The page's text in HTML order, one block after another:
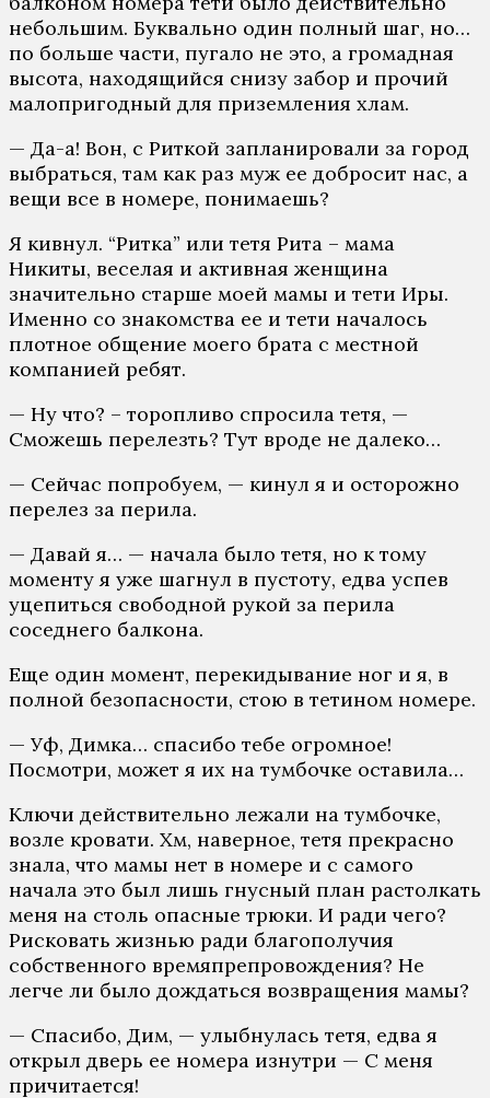
небольшим. Буквально один полный шаг, но…
по больше части, пугало не это, а громадная
высота, находящийся снизу забор и прочий
малопригодный для приземления хлам.
— Да-а! Вон, с Риткой запланировали за город
выбраться, там как раз муж ее добросит нас, а
вещи все в номере, понимаешь?
Я кивнул. “Ритка” или тетя Рита – мама
Никиты, веселая и активная женщина
значительно старше моей мамы и тети Иры.
Именно со знакомства ее и тети началось
плотное общение моего брата с местной
компанией ребят.
— Ну что? – торопливо спросила тетя, —
Сможешь перелезть? Тут вроде не далеко…
— Сейчас попробуем, — кинул я и осторожно
перелез за перила.
— Давай я… — начала было тетя, но к тому
моменту я уже шагнул в пустоту, едва успев
уцепиться свободной рукой за перила
соседнего балкона.
Еще один момент, перекидывание ног и я, в
полной безопасности, стою в тетином номере.
— Уф, Димка… спасибо тебе огромное!
Посмотри, может я их на тумбочке оставила…
Ключи действительно лежали на тумбочке,
возле кровати. Хм, наверное, тетя прекрасно
знала, что мамы нет в номере и с самого
начала это был лишь гнусный план растолкать
меня на столь опасные трюки. И ради чего?
Рисковать жизнью ради благополучия
собственного времяпрепровождения? Не
легче ли было дождаться возвращения мамы?
— Спасибо, Дим, — улыбнулась тетя, едва я
открыл дверь ее номера изнутри — С меня
причитается!